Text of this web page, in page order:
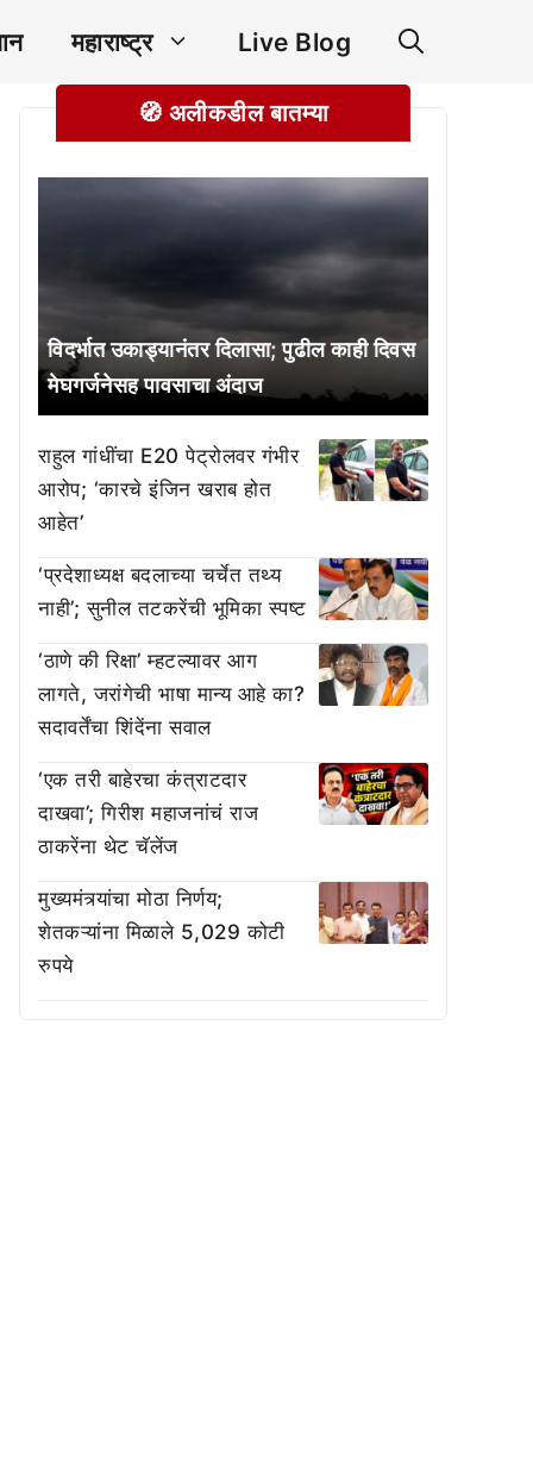
महाराष्ट्र Live Blog
🧭 अलीकडील बातम्या
विदर्भात उकाड्यानंतर दिलासा; पुढील काही दिवस
मेघगर्जनेसह पावसाचा अंदाज
राहुल गांधींचा E20 पेट्रोलवर गंभीर
आरोप; ‘कारचे इंजिन खराब होत
आहेत’
‘प्रदेशाध्यक्ष बदलाच्या चर्चेत तथ्य
नाही’; सुनील तटकरेंची भूमिका स्पष्ट
‘ठाणे की रिक्षा’ म्हटल्यावर आग
लागते, जरांगेची भाषा मान्य आहे का?
सदावर्तेंचा शिंदेंना सवाल
‘एक तरी बाहेरचा कंत्राटदार
दाखवा’; गिरीश महाजनांचं राज
ठाकरेंना थेट चॅलेंज
मुख्यमंत्र्यांचा मोठा निर्णय;
शेतकऱ्यांना मिळाले 5,029 कोटी
रुपये